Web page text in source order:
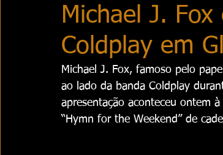
Michael J.
Coldplay em
Michael J. Fox, famoso pelo
ao lado da banda Coldplay
apresentação aconteceu ontem
“Hymn for the Weekend” de